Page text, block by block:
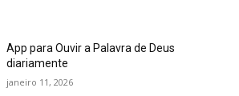
App para Ouvir a Palavra de Deus
diariamente
janeiro 11, 2026